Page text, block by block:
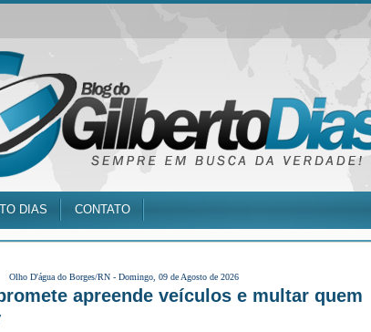
DIAS CONTATO
Olho D'água do Borges/RN - Domingo, 09 de Agosto de 2026
apreende veículos e multar quem